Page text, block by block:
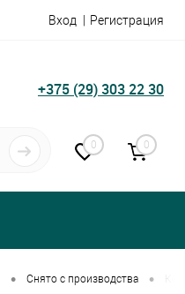
Вход Регистрация
+375 (29) 303 22 30
0 0
• Снято с производства •